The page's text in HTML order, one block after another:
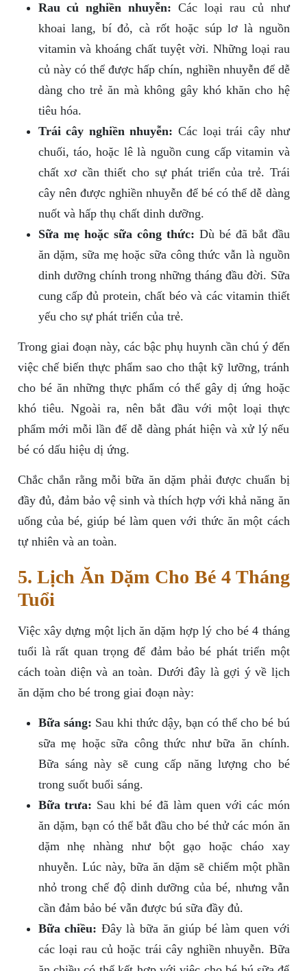
Rau củ nghiền nhuyễn: Các loại rau củ như
khoai lang, bí đỏ, cà rốt hoặc súp lơ là nguồn
vitamin và khoáng chất tuyệt vời. Những loại rau
củ này có thể được hấp chín, nghiền nhuyễn để dễ
dàng cho trẻ ăn mà không gây khó khăn cho hệ
tiêu hóa.
Trái cây nghiền nhuyễn: Các loại trái cây như
chuối, táo, hoặc lê là nguồn cung cấp vitamin và
chất xơ cần thiết cho sự phát triển của trẻ. Trái
cây nên được nghiền nhuyễn để bé có thể dễ dàng
nuốt và hấp thụ chất dinh dưỡng.
Sữa mẹ hoặc sữa công thức: Dù bé đã bắt đầu
ăn dặm, sữa mẹ hoặc sữa công thức vẫn là nguồn
dinh dưỡng chính trong những tháng đầu đời. Sữa
cung cấp đủ protein, chất béo và các vitamin thiết
yếu cho sự phát triển của trẻ.
Trong giai đoạn này, các bậc phụ huynh cần chú ý đến
việc chế biến thực phẩm sao cho thật kỹ lưỡng, tránh
cho bé ăn những thực phẩm có thể gây dị ứng hoặc
khó tiêu. Ngoài ra, nên bắt đầu với một loại thực
phẩm mới mỗi lần để dễ dàng phát hiện và xử lý nếu
bé có dấu hiệu dị ứng.
Chắc chắn rằng mỗi bữa ăn dặm phải được chuẩn bị
đầy đủ, đảm bảo vệ sinh và thích hợp với khả năng ăn
uống của bé, giúp bé làm quen với thức ăn một cách
tự nhiên và an toàn.
5. Lịch Ăn Dặm Cho Bé 4 Tháng
Tuổi
Việc xây dựng một lịch ăn dặm hợp lý cho bé 4 tháng
tuổi là rất quan trọng để đảm bảo bé phát triển một
cách toàn diện và an toàn. Dưới đây là gợi ý về lịch
ăn dặm cho bé trong giai đoạn này:
Bữa sáng: Sau khi thức dậy, bạn có thể cho bé bú
sữa mẹ hoặc sữa công thức như bữa ăn chính.
Bữa sáng này sẽ cung cấp năng lượng cho bé
trong suốt buổi sáng.
Bữa trưa: Sau khi bé đã làm quen với các món
ăn dặm, bạn có thể bắt đầu cho bé thử các món ăn
dặm nhẹ nhàng như bột gạo hoặc cháo xay
nhuyễn. Lúc này, bữa ăn dặm sẽ chiếm một phần
nhỏ trong chế độ dinh dưỡng của bé, nhưng vẫn
cần đảm bảo bé vẫn được bú sữa đầy đủ.
Bữa chiều: Đây là bữa ăn giúp bé làm quen với
các loại rau củ hoặc trái cây nghiền nhuyễn. Bữa